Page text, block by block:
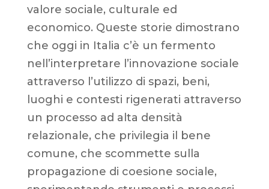
valore sociale, culturale ed
economico. Queste storie dimostrano
che oggi in Italia c’è un fermento
nell’interpretare l’innovazione sociale
attraverso l’utilizzo di spazi, beni,
luoghi e contesti rigenerati attraverso
un processo ad alta densità
relazionale, che privilegia il bene
comune, che scommette sulla
propagazione di coesione sociale,